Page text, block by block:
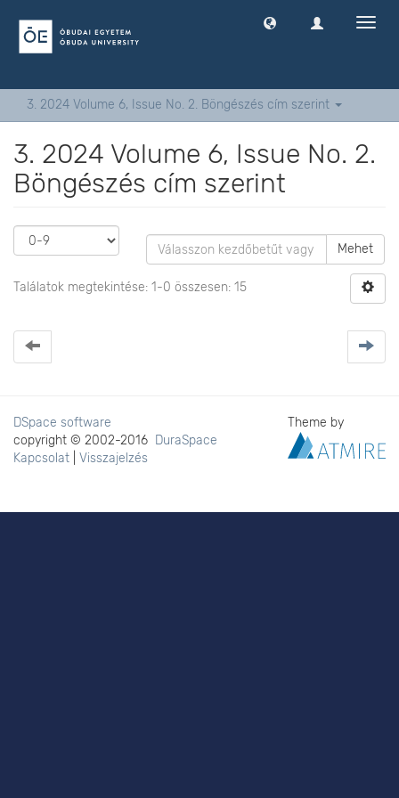
3. 2024 Volume 6, Issue No. 2. Böngészés cím szerint
3. 2024 Volume 6, Issue No. 2.
Böngészés cím szerint
Mehet
Találatok megtekintése: 1-0 összesen: 15
DSpace software
copyright © 2002-2016 DuraSpace
Kapcsolat
Visszajelzés
Theme by